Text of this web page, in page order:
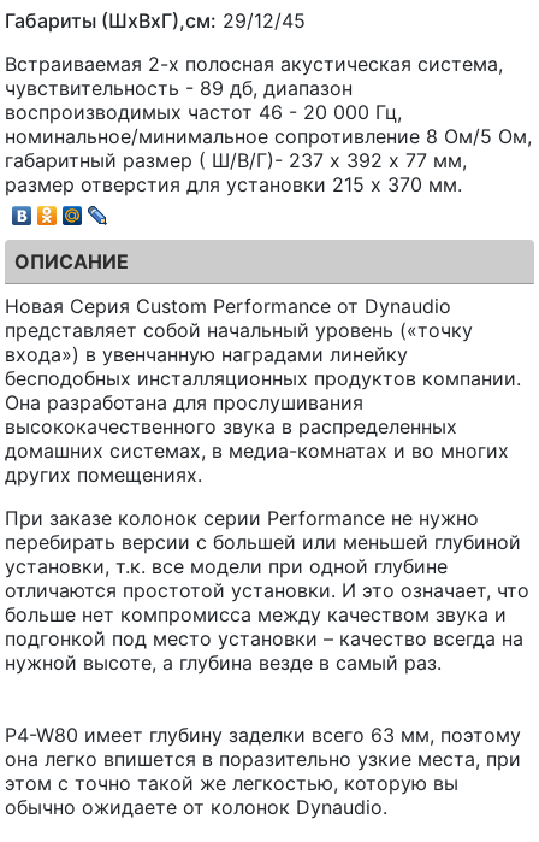
Габариты (ШхВхГ),см: 29/12/45
Встраиваемая 2-х полосная акустическая система,
чувствительность - 89 дб, диапазон
воспроизводимых частот 46 - 20 000 Гц,
номинальное/минимальное сопротивление 8 Ом/5 Ом,
габаритный размер ( Ш/В/Г)- 237 х 392 х 77 мм,
размер отверстия для установки 215 х 370 мм.
ОПИСАНИЕ
Новая Серия Custom Performance от Dynaudio
представляет собой начальный уровень («точку
входа») в увенчанную наградами линейку
бесподобных инсталляционных продуктов компании.
Она разработана для прослушивания
высококачественного звука в распределенных
домашних системах, в медиа-комнатах и во многих
других помещениях.
При заказе колонок серии Performance не нужно
перебирать версии с большей или меньшей глубиной
установки, т.к. все модели при одной глубине
отличаются простотой установки. И это означает, что
больше нет компромисса между качеством звука и
подгонкой под место установки – качество всегда на
нужной высоте, а глубина везде в самый раз.
P4-W80 имеет глубину заделки всего 63 мм, поэтому
она легко впишется в поразительно узкие места, при
этом с точно такой же легкостью, которую вы
обычно ожидаете от колонок Dynaudio.